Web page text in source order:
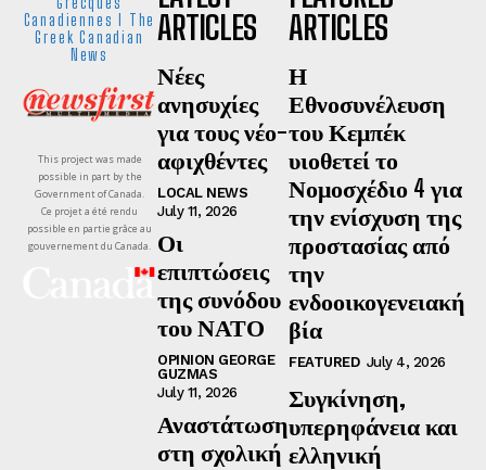
Canadiennes I The
Greek Canadian
News
This project was made
possible in part by the
Government of Canada.
Ce projet a été rendu
possible en partie grâce au
gouvernement du Canada.
ARTICLES
Νέες
ανησυχίες
για τους νέο-
αφιχθέντες
LOCAL NEWS
July 11, 2026
Οι
επιπτώσεις
της συνόδου
του ΝΑΤΟ
OPINION GEORGE
GUZMAS
July 11, 2026
Αναστάτωση
στη σχολική
ARTICLES
Η
Εθνοσυνέλευση
του Κεμπέκ
υιοθετεί το
Νομοσχέδιο 4 για
την ενίσχυση της
προστασίας από
την
ενδοοικογενειακή
βία
FEATURED July 4, 2026
Συγκίνηση,
υπερηφάνεια και
ελληνική